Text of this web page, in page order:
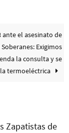
ante el asesinato de
Exigimos
la consulta y se
termoeléctrica
Zapatistas de